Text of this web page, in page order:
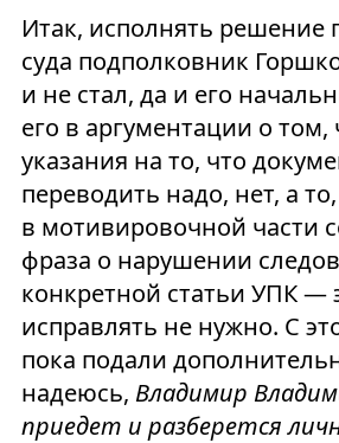
Итак, исполнять решение
суда подполковник
и не стал, да и его
его в аргументации о том,
указания на то, что
переводить надо, нет, а
в мотивировочной части
фраза о нарушении
конкретной статьи УПК —
исправлять не нужно. С
пока подали
надеюсь, Владимир
приедет и разберется